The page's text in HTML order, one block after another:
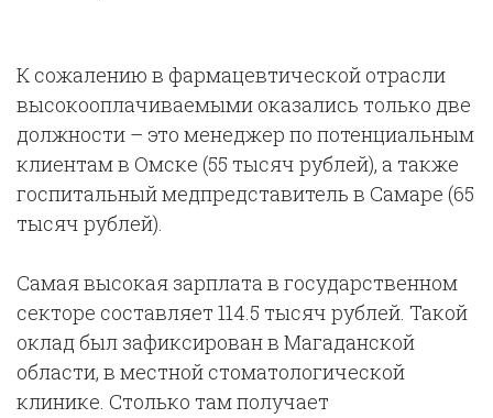
К сожалению в фармацевтической отрасли
высокооплачиваемыми оказались только две
должности – это менеджер по потенциальным
клиентам в Омске (55 тысяч рублей), а также
госпитальный медпредставитель в Самаре (65
тысяч рублей).
Самая высокая зарплата в государственном
секторе составляет 114.5 тысяч рублей. Такой
оклад был зафиксирован в Магаданской
области, в местной стоматологической
клинике. Столько там получает